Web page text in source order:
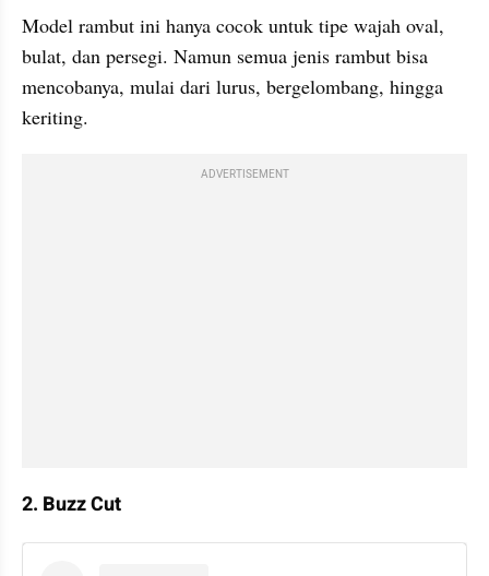
Model rambut ini hanya cocok untuk tipe wajah oval,
bulat, dan persegi. Namun semua jenis rambut bisa
mencobanya, mulai dari lurus, bergelombang, hingga
keriting.
ADVERTISEMENT
2. Buzz Cut